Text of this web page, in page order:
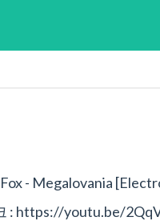
- Megalovania
: https://youtu.be/